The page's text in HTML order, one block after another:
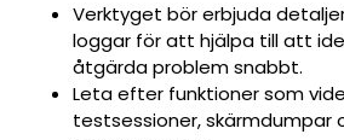
Verktyget bör erbjuda
loggar för att hjälpa till att
åtgärda problem snabbt.
Leta efter funktioner som
testsessioner, skärmdumpar